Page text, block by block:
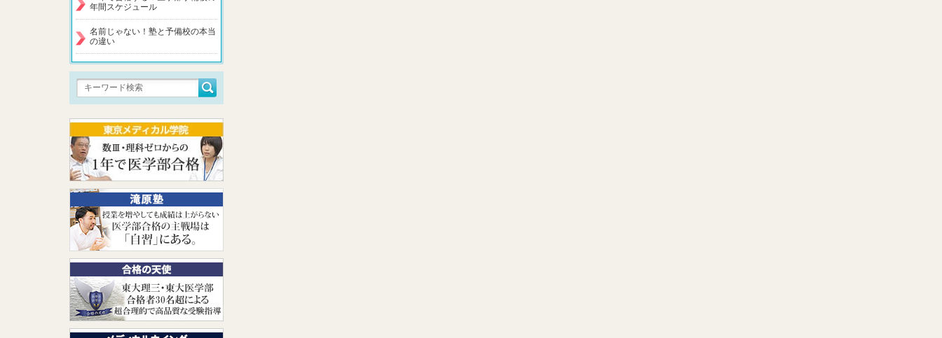
年間スケジュール
名前じゃない！塾と予備校の本当
の違い